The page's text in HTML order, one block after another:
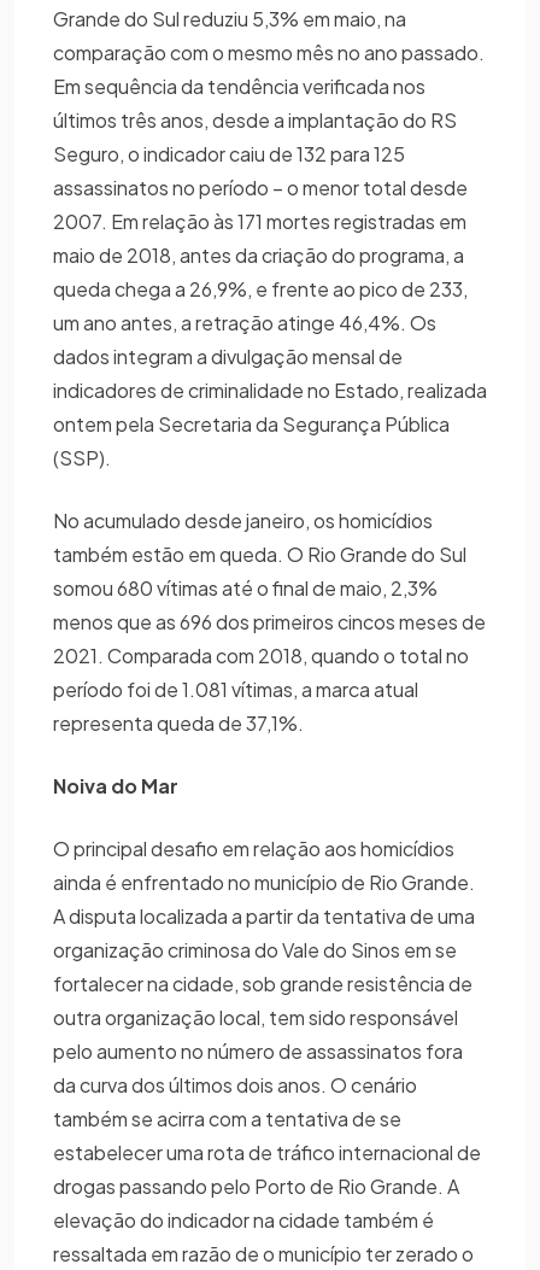
Grande do Sul reduziu 5,3% em maio, na
comparação com o mesmo mês no ano passado.
Em sequência da tendência verificada nos
últimos três anos, desde a implantação do RS
Seguro, o indicador caiu de 132 para 125
assassinatos no período – o menor total desde
2007. Em relação às 171 mortes registradas em
maio de 2018, antes da criação do programa, a
queda chega a 26,9%, e frente ao pico de 233,
um ano antes, a retração atinge 46,4%. Os
dados integram a divulgação mensal de
indicadores de criminalidade no Estado, realizada
ontem pela Secretaria da Segurança Pública
(SSP).
No acumulado desde janeiro, os homicídios
também estão em queda. O Rio Grande do Sul
somou 680 vítimas até o final de maio, 2,3%
menos que as 696 dos primeiros cincos meses de
2021. Comparada com 2018, quando o total no
período foi de 1.081 vítimas, a marca atual
representa queda de 37,1%.
Noiva do Mar
O principal desafio em relação aos homicídios
ainda é enfrentado no município de Rio Grande.
A disputa localizada a partir da tentativa de uma
organização criminosa do Vale do Sinos em se
fortalecer na cidade, sob grande resistência de
outra organização local, tem sido responsável
pelo aumento no número de assassinatos fora
da curva dos últimos dois anos. O cenário
também se acirra com a tentativa de se
estabelecer uma rota de tráfico internacional de
drogas passando pelo Porto de Rio Grande. A
elevação do indicador na cidade também é
ressaltada em razão de o município ter zerado o